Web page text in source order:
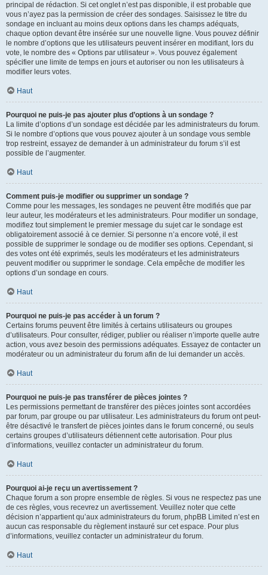
principal de rédaction. Si cet onglet n’est pas disponible, il est probable que
vous n’ayez pas la permission de créer des sondages. Saisissez le titre du
sondage en incluant au moins deux options dans les champs adéquats,
chaque option devant être insérée sur une nouvelle ligne. Vous pouvez définir
le nombre d’options que les utilisateurs peuvent insérer en modifiant, lors du
vote, le nombre des « Options par utilisateur ». Vous pouvez également
spécifier une limite de temps en jours et autoriser ou non les utilisateurs à
modifier leurs votes.
Haut
Pourquoi ne puis-je pas ajouter plus d’options à un sondage ?
La limite d’options d’un sondage est décidée par les administrateurs du forum.
Si le nombre d’options que vous pouvez ajouter à un sondage vous semble
trop restreint, essayez de demander à un administrateur du forum s’il est
possible de l’augmenter.
Haut
Comment puis-je modifier ou supprimer un sondage ?
Comme pour les messages, les sondages ne peuvent être modifiés que par
leur auteur, les modérateurs et les administrateurs. Pour modifier un sondage,
modifiez tout simplement le premier message du sujet car le sondage est
obligatoirement associé à ce dernier. Si personne n’a encore voté, il est
possible de supprimer le sondage ou de modifier ses options. Cependant, si
des votes ont été exprimés, seuls les modérateurs et les administrateurs
peuvent modifier ou supprimer le sondage. Cela empêche de modifier les
options d’un sondage en cours.
Haut
Pourquoi ne puis-je pas accéder à un forum ?
Certains forums peuvent être limités à certains utilisateurs ou groupes
d’utilisateurs. Pour consulter, rédiger, publier ou réaliser n’importe quelle autre
action, vous avez besoin des permissions adéquates. Essayez de contacter un
modérateur ou un administrateur du forum afin de lui demander un accès.
Haut
Pourquoi ne puis-je pas transférer de pièces jointes ?
Les permissions permettant de transférer des pièces jointes sont accordées
par forum, par groupe ou par utilisateur. Les administrateurs du forum ont peut-
être désactivé le transfert de pièces jointes dans le forum concerné, ou seuls
certains groupes d’utilisateurs détiennent cette autorisation. Pour plus
d’informations, veuillez contacter un administrateur du forum.
Haut
Pourquoi ai-je reçu un avertissement ?
Chaque forum a son propre ensemble de règles. Si vous ne respectez pas une
de ces règles, vous recevrez un avertissement. Veuillez noter que cette
décision n’appartient qu’aux administrateurs du forum, phpBB Limited n’est en
aucun cas responsable du règlement instauré sur cet espace. Pour plus
d’informations, veuillez contacter un administrateur du forum.
Haut